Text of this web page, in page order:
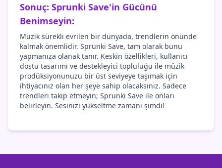
Sonuç: Sprunki Save'in Gücünü
Benimseyin:
Müzik sürekli evrilen bir dünyada, trendlerin önünde
kalmak önemlidir. Sprunki Save, tam olarak bunu
yapmanıza olanak tanır. Keskin özellikleri, kullanıcı
dostu tasarımı ve destekleyici topluluğu ile müzik
prodüksiyonunuzu bir üst seviyeye taşımak için
ihtiyacınız olan her şeye sahip olacaksınız. Sadece
trendleri takip etmeyin; Sprunki Save ile onları
belirleyin. Sesinizi yükseltme zamanı şimdi!